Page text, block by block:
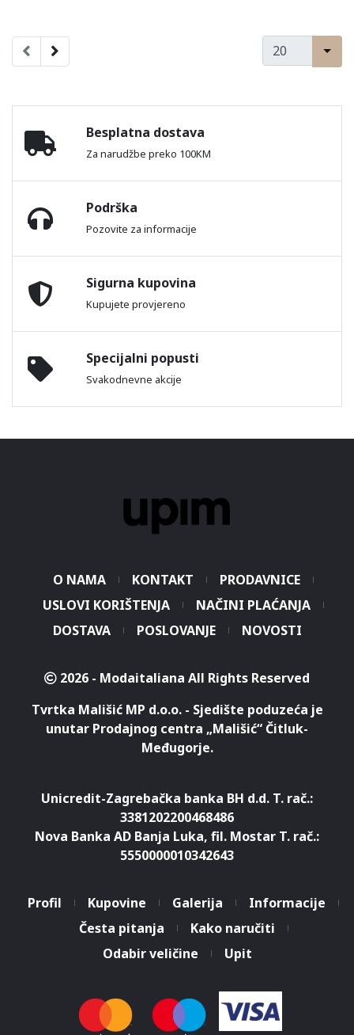
Koristimo kolačiće za pružanje
boljeg korisničkog iskustva.
korištenja.
Saznaj više
Besplatna dostava
Za narudžbe preko 100KM
Podrška
Pozovite za informacije
Sigurna kupovina
Kupujete provjereno
Specijalni popusti
Svakodnevne akcije
O NAMA KONTAKT
PRODAVNICE
USLOVI KORIŠTENJA
NAČINI PLAĆANJA
DOSTAVA
POSLOVANJE NOVOSTI
2026 - Modaitaliana All Rights Reserved
Tvrtka Mališić MP d.o.o. - Sjedište poduzeća je
unutar Prodajnog centra „Mališić“ Čitluk-
Međugorje.
Unicredit-Zagrebačka banka BH d.d. T. rač.:
3381202200468486
Nova Banka AD Banja Luka, fil. Mostar T. rač.:
5550000010342643
Profil Kupovine Galerija
Informacije
Česta pitanja
Kako naručiti
Odabir veličine
Upit